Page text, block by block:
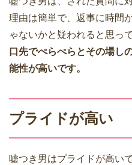
理由は簡単で、返事に時間
ゃないかと疑われると思っ
口先でぺらぺらとその場し
能性が高いです。
プライドが高い
嘘つき男はプライドが高い